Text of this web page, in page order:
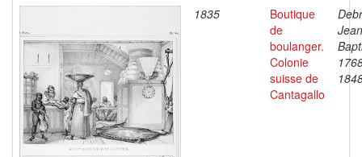
1835
Boutique
de
boulanger.
Colonie
suisse de
Cantagallo
Jean